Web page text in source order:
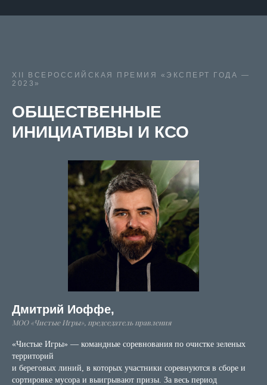
XII ВСЕРОССИЙСКАЯ ПРЕМИЯ «ЭКСПЕРТ ГОДА —
2023»
ОБЩЕСТВЕННЫЕ
ИНИЦИАТИВЫ И КСО
Дмитрий Иоффе,
МОО «Чистые Игры», председатель правления
«Чистые Игры» — командные соревнования по очистке зеленых
территорий
и береговых линий, в которых участники соревнуются в сборе и
сортировке мусора и выигрывают призы. За весь период